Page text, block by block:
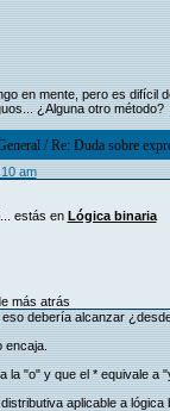
en mente, pero es difícil
¿Alguna otro método?
/Re: Duda sobre
am
estás en Lógica binaria
más atrás
debería alcanzar
encaja.
la "o" y que el * equivale a
aplicable a lógica